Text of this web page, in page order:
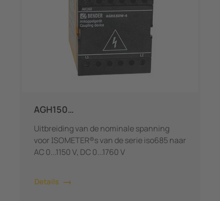
AGH150…
Uitbreiding van de nominale spanning
voor ISOMETER®s van de serie iso685 naar
AC 0...1150 V, DC 0...1760 V
Details